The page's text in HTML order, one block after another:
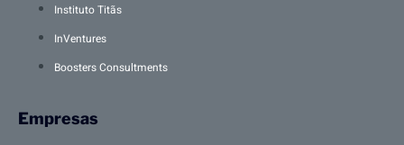
Instituto Titãs
InVentures
Boosters Consultments
Empresas